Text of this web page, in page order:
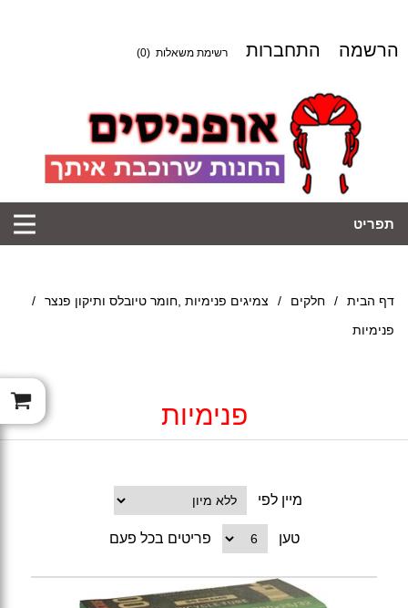
הרשמה התחברות רשימת משאלות (0)
תפריט
דף הבית / חלקים / צמיגים פנימיות ,חומר טיובלס ותיקון פנצר
/
פנימיות
פנימיות
מיין לפי
טען פריטים בכל פעם